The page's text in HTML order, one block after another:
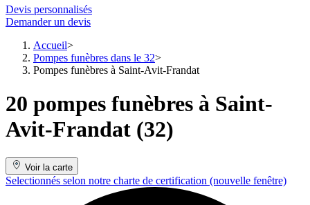
Devis personnalisés
Demander un devis
Accueil
Pompes funèbres dans le 32
Pompes funèbres à Saint-Avit-Frandat
20 pompes funèbres à Saint-
Avit-Frandat (32)
Voir la carte
Selectionnés selon notre charte de certification (nouvelle fenêtre)